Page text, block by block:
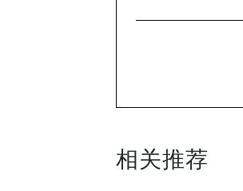
相关推荐